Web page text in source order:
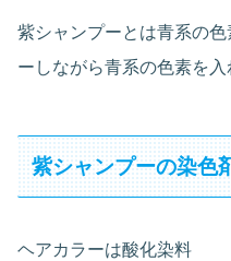
紫シャンプーとは青系の
ーしながら青系の色素を入
紫シャンプーの染色
ヘアカラーは酸化染料